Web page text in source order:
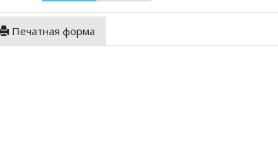
Печатная форма